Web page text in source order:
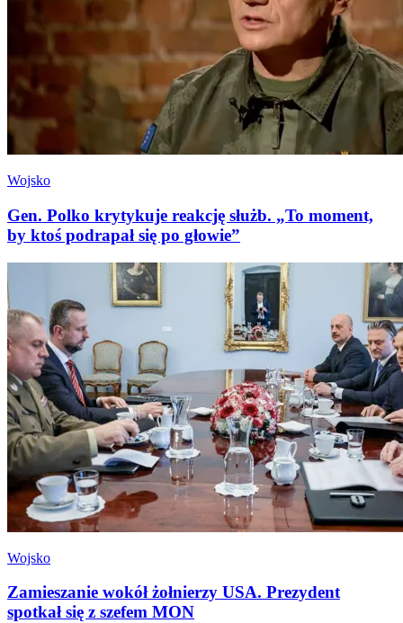
Wojsko
Gen. Polko krytykuje reakcję służb. „To moment,
by ktoś podrapał się po głowie”
Wojsko
Zamieszanie wokół żołnierzy USA. Prezydent
spotkał się z szefem MON